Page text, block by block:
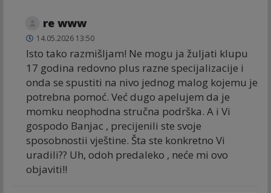
re www
14.05.2026 13:50
Isto tako razmišljam! Ne mogu ja žuljati klupu
17 godina redovno plus razne specijalizacije i
onda se spustiti na nivo jednog malog kojemu je
potrebna pomoć. Već dugo apelujem da je
momku neophodna stručna podrška. A i Vi
gospodo Banjac , precijenili ste svoje
sposobnostii vještine. Šta ste konkretno Vi
uradili?? Uh, odoh predaleko , neće mi ovo
objaviti!!